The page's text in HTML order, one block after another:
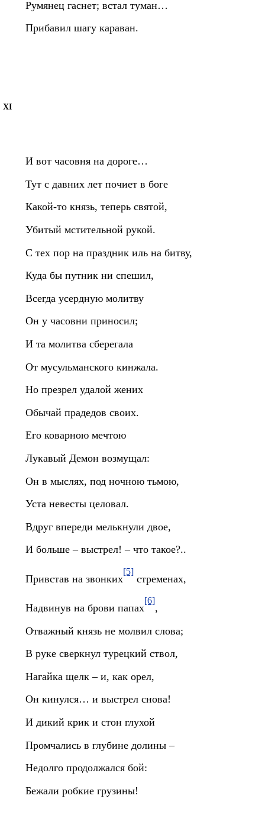
Румянец гаснет; встал туман…
Прибавил шагу караван.
XI
И вот часовня на дороге…
Тут с давних лет почиет в боге
Какой-то князь, теперь святой,
Убитый мстительной рукой.
С тех пор на праздник иль на битву,
Куда бы путник ни спешил,
Всегда усердную молитву
Он у часовни приносил;
И та молитва сберегала
От мусульманского кинжала.
Но презрел удалой жених
Обычай прадедов своих.
Его коварною мечтою
Лукавый Демон возмущал:
Он в мыслях, под ночною тьмою,
Уста невесты целовал.
Вдруг впереди мелькнули двое,
И больше – выстрел! – что такое?..
Привстав на звонких
[5]
стременах,
Надвинув на брови папах
[6]
,
Отважный князь не молвил слова;
В руке сверкнул турецкий ствол,
Нагайка щелк – и, как орел,
Он кинулся… и выстрел снова!
И дикий крик и стон глухой
Промчались в глубине долины –
Недолго продолжался бой:
Бежали робкие грузины!